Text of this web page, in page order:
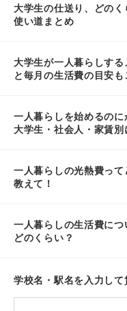
大学生の仕送り、どの
使い道まとめ
大学生が一人暮らしす
と毎月の生活費の目安も
一人暮らしを始めるの
大学生・社会人・家賃
一人暮らしの光熱費っ
教えて！
一人暮らしの生活費に
どのくらい？
学校名・駅名を入力し